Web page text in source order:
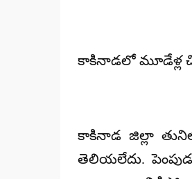
కాకినాడలో మూడేళ్ల
కాకినాడ జిల్లా
తెలియలేదు.